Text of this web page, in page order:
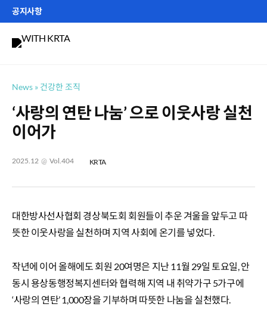
Skip
to
content
공지사항
제406호 퀴즈 이벤트 참여하기
건강한 조직
News
‘사랑의 연탄 나눔’ 으로 이웃사랑 실천
이어가
2025.12 @ Vol.404 KRTA
대한방사선사협회 경상북도회 회원들이 추운 겨울을 앞두고 따
뜻한 이웃사랑을 실천하며 지역 사회에 온기를 넣었다.
작년에 이어 올해에도 회원 20여명은 지난 11월 29일 토요일, 안
동시 용상동행정복지센터와 협력해 지역 내 취약가구 5가구에
‘사랑의 연탄’ 1,000장을 기부하며 따뜻한 나눔을 실천했다.